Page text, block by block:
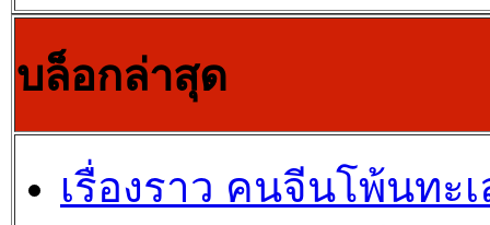
บล็อกล่าสุด
เรื่องราว คนจีนโพ้นทะ